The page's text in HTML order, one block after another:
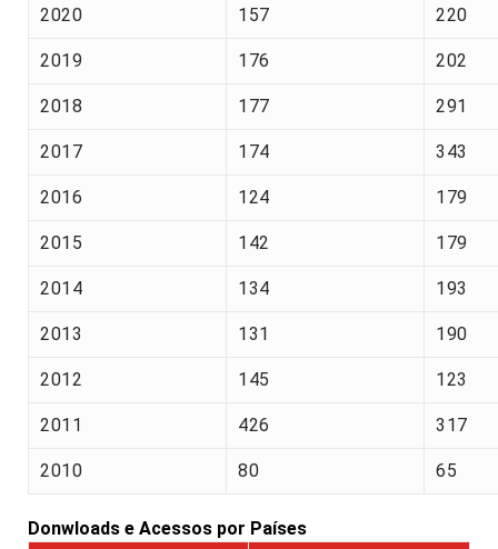
2020 157 220
2019 176 202
2018 177 291
2017 174 343
2016 124 179
2015 142 179
2014 134 193
2013 131 190
2012 145 123
2011 426 317
2010 80 65
Donwloads e Acessos por Países